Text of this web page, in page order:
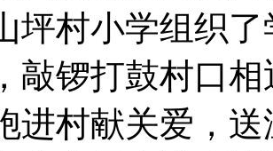
坪村小学组织
敲锣打鼓村口
进村献关爱，